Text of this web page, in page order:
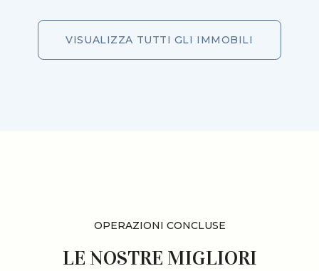
VISUALIZZA TUTTI GLI IMMOBILI
OPERAZIONI CONCLUSE
LE NOSTRE MIGLIORI